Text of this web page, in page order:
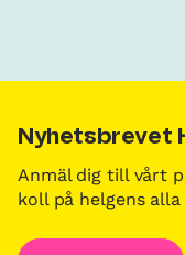
Nyhetsbrevet
Anmäl dig till vårt
koll på helgens